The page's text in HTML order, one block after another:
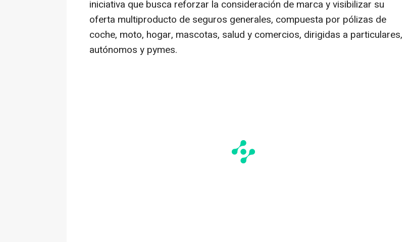
iniciativa que busca reforzar la consideración de marca y visibilizar su
oferta multiproducto de seguros generales, compuesta por pólizas de
coche, moto, hogar, mascotas, salud y comercios, dirigidas a particulares,
autónomos y pymes.